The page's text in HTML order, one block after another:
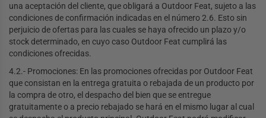
una aceptación del cliente, que obligará a Outdoor Feat, sujeto a las
condiciones de confirmación indicadas en el número 2.6. Esto sin
perjuicio de ofertas para las cuales se haya ofrecido un plazo y/o
stock determinado, en cuyo caso Outdoor Feat cumplirá las
condiciones ofrecidas.
4.2.- Promociones: En las promociones ofrecidas por Outdoor Feat
que consistan en la entrega gratuita o rebajada de un producto por
la compra de otro, el despacho del bien que se entregue
gratuitamente o a precio rebajado se hará en el mismo lugar al cual